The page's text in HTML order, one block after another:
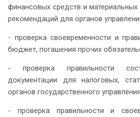
финансовых средств и
рекомендаций для органов
- проверка своевременности и
бюджет, погашения прочих
- проверка правильности
документации для налоговых,
органов государственного
- проверка правильности и